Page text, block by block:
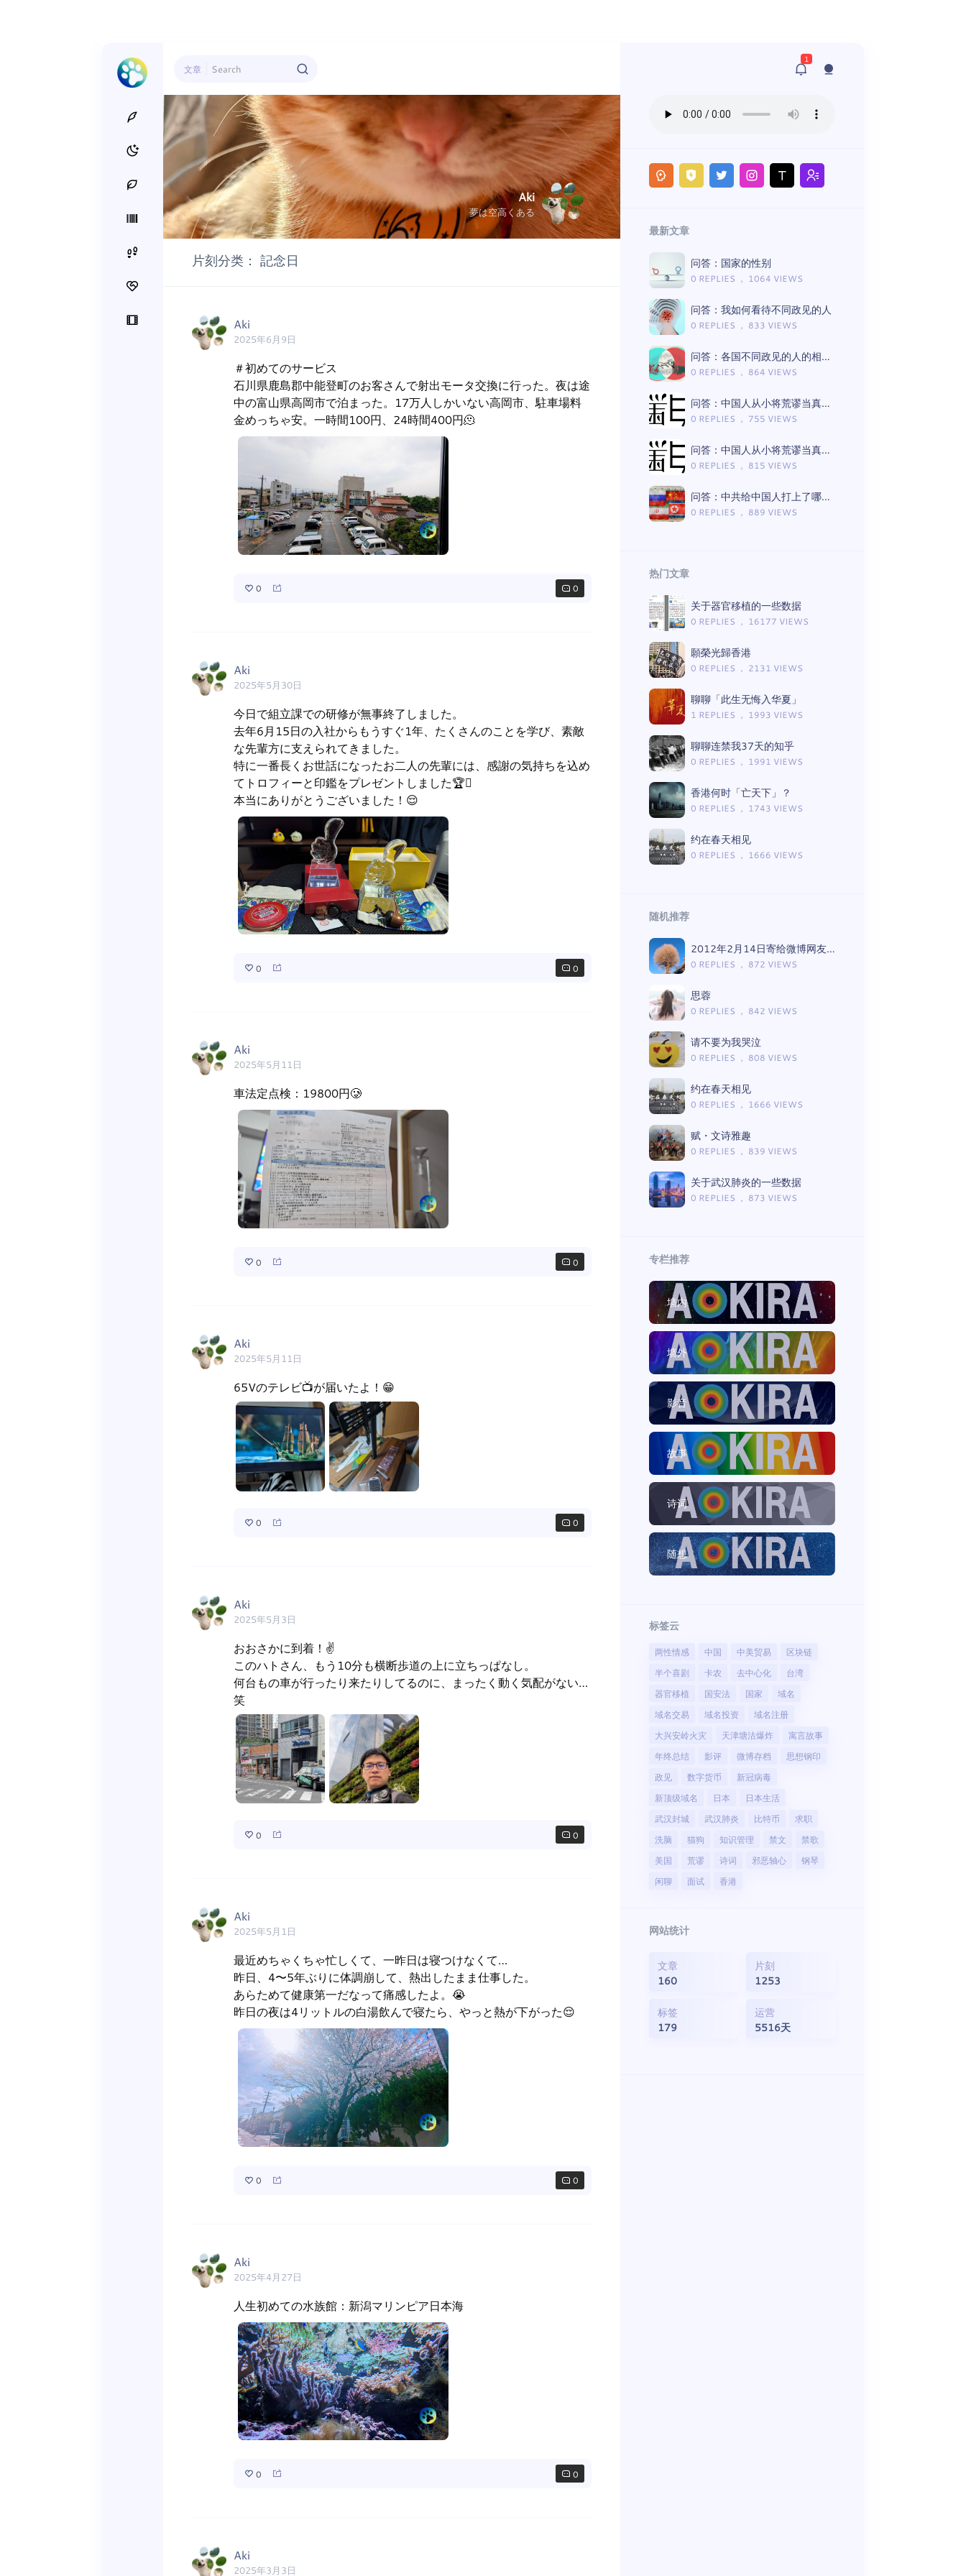
文章
Aki
夢は空高くある
片刻分类： 記念日
Aki
2025年6月9日
＃初めてのサービス
石川県鹿島郡中能登町のお客さんで射出モータ交換に行った。夜は途
中の富山県高岡市で泊まった。17万人しかいない高岡市、駐車場料
金めっちゃ安。一時間100円、24時間400円🫠
0 0
Aki
2025年5月30日
今日で組立課での研修が無事終了しました。
去年6月15日の入社からもうすぐ1年、たくさんのことを学び、素敵
な先輩方に支えられてきました。
特に一番長くお世話になったお二人の先輩には、感謝の気持ちを込め
てトロフィーと印鑑をプレゼントしました🏆🫆
本当にありがとうございました！😌
0 0
Aki
2025年5月11日
車法定点検：19800円🥲
0 0
Aki
2025年5月11日
65Vのテレビ📺が届いたよ！😁
0 0
Aki
2025年5月3日
おおさかに到着！✌
このハトさん、もう10分も横断歩道の上に立ちっぱなし。
何台もの車が行ったり来たりしてるのに、まったく動く気配がない…
笑
0 0
Aki
2025年5月1日
最近めちゃくちゃ忙しくて、一昨日は寝つけなくて…
昨日、4〜5年ぶりに体調崩して、熱出したまま仕事した。
あらためて健康第一だなって痛感したよ。😭
昨日の夜は4リットルの白湯飲んで寝たら、やっと熱が下がった😌
0 0
Aki
2025年4月27日
人生初めての水族館：新潟マリンピア日本海
0 0
Aki
2025年3月3日
1
最新文章
问答：国家的性别
0 REPLIES ， 1064 VIEWS
问答：我如何看待不同政见的人
0 REPLIES ， 833 VIEWS
问答：各国不同政见的人的相处模式差异
0 REPLIES ， 864 VIEWS
问答：中国人从小将荒谬当真理的言论有哪些（Gemini版）
0 REPLIES ， 755 VIEWS
问答：中国人从小将荒谬当真理的言论有哪些（ChatGPT版）
0 REPLIES ， 815 VIEWS
问答：中共给中国人打上了哪些思想钢印（Gemini版）
0 REPLIES ， 889 VIEWS
热门文章
关于器官移植的一些数据
0 REPLIES ， 16177 VIEWS
願榮光歸香港
0 REPLIES ， 2131 VIEWS
聊聊「此生无悔入华夏」
1 REPLIES ， 1993 VIEWS
聊聊连禁我37天的知乎
0 REPLIES ， 1991 VIEWS
香港何时「亡天下」？
0 REPLIES ， 1743 VIEWS
约在春天相见
0 REPLIES ， 1666 VIEWS
随机推荐
2012年2月14日寄给微博网友的情书
0 REPLIES ， 872 VIEWS
思蓉
0 REPLIES ， 842 VIEWS
请不要为我哭泣
0 REPLIES ， 808 VIEWS
约在春天相见
0 REPLIES ， 1666 VIEWS
赋・文诗雅趣
0 REPLIES ， 839 VIEWS
关于武汉肺炎的一些数据
0 REPLIES ， 873 VIEWS
专栏推荐
墙内
墙外
影音
故事
诗词
随想
标签云
两性情感 中国 中美贸易
区块链
半个喜剧
卡农 去中心化
台湾
器官移植
国安法 国家
域名
域名交易
域名投资
域名注册
大兴安岭火灾
天津塘沽爆炸
寓言故事
年终总结
影评 微博存档
思想钢印
政见
数字货币
新冠病毒
新顶级域名
日本
日本生活
武汉封城
武汉肺炎 比特币
求职
洗脑
猫狗 知识管理 禁文
禁歌
美国
荒谬 诗词 邪恶轴心
钢琴
闲聊
面试 香港
网站统计
文章
160
片刻
1253
标签
179
运营
5516天